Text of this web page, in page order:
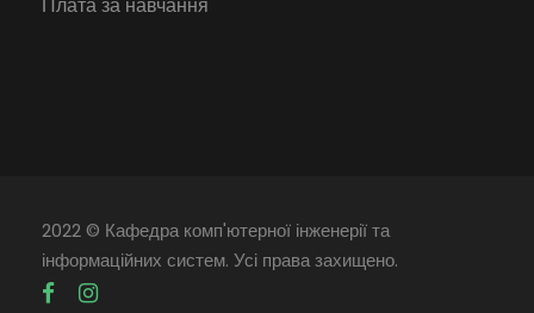
2022 © Кафедра комп'ютерної інженерії та
інформаційних систем. Усі права захищено.